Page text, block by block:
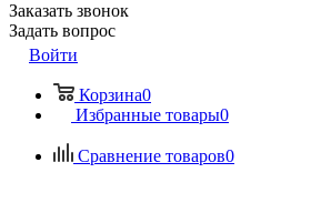
Заказать звонок
Задать вопрос
Войти
Корзина0
Избранные товары0
Сравнение товаров0